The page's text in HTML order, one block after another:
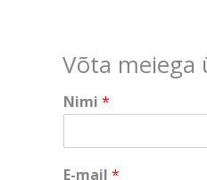
Võta meiega
Nimi *
N
E-mail *